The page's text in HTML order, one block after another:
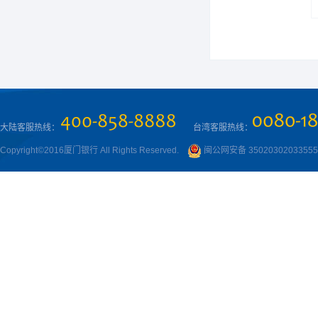
大陆客服热线： 台湾客服热线：
Copyright©2016厦门银行 All Rights Reserved. 闽公网安备